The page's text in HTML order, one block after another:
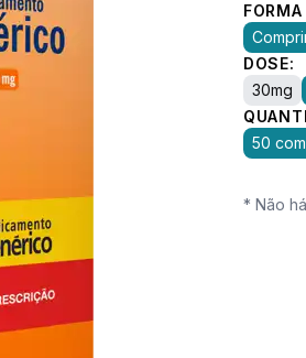
DOSE:
30mg
50
* Não